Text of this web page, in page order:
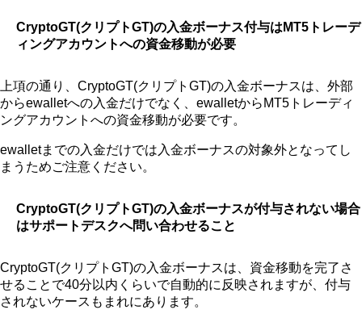
CryptoGT(クリプトGT)の入金ボーナス付与はMT5トレーデ
ィングアカウントへの資金移動が必要
上項の通り、CryptoGT(クリプトGT)の入金ボーナスは、外部
からewalletへの入金だけでなく、ewalletからMT5トレーディ
ングアカウントへの資金移動が必要です。
ewalletまでの入金だけでは入金ボーナスの対象外となってし
まうためご注意ください。
CryptoGT(クリプトGT)の入金ボーナスが付与されない場合
はサポートデスクへ問い合わせること
CryptoGT(クリプトGT)の入金ボーナスは、資金移動を完了さ
せることで40分以内くらいで自動的に反映されますが、付与
されないケースもまれにあります。